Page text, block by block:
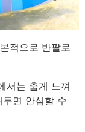
적으로 반팔로
서는 춥게 느껴
면 안심할 수